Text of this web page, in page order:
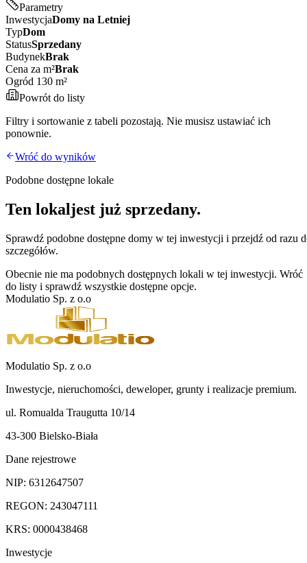
Parametry
InwestycjaDomy na Letniej
TypDom
StatusSprzedany
BudynekBrak
Cena za m²Brak
Ogród 130 m²
Powrót do listy
Filtry i sortowanie z tabeli pozostają. Nie musisz ustawiać ich
ponownie.
Wróć do wyników
Podobne dostępne lokale
Ten lokaljest już sprzedany.
Sprawdź podobne dostępne domy w tej inwestycji i przejdź od razu
szczegółów.
Obecnie nie ma podobnych dostępnych lokali w tej inwestycji. Wróć
do listy i sprawdź wszystkie dostępne opcje.
Modulatio Sp. z o.o
Modulatio Sp. z o.o
Inwestycje, nieruchomości, deweloper, grunty i realizacje premium.
ul. Romualda Traugutta 10/14
43-300 Bielsko-Biała
Dane rejestrowe
NIP: 6312647507
REGON: 243047111
KRS: 0000438468
Inwestycje